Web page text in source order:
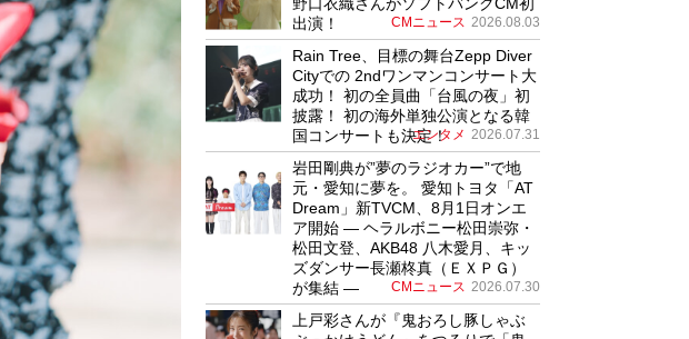
出演！
CMニュース 2026.08.03
Rain Tree、目標の舞台Zepp Diver
Cityでの 2ndワンマンコンサート大
成功！ 初の全員曲「台風の夜」初
披露！ 初の海外単独公演となる韓
国コンサートも決定！
エンタメ 2026.07.31
岩田剛典が”夢のラジオカー”で地
元・愛知に夢を。 愛知トヨタ「AT
Dream」新TVCM、8月1日オンエ
ア開始 ― ヘラルボニー松田崇弥・
松田文登、AKB48 八木愛月、キッ
ズダンサー長瀬柊真（ＥＸＰＧ）
が集結 ―
CMニュース 2026.07.30
上戸彩さんが『鬼おろし豚しゃぶ